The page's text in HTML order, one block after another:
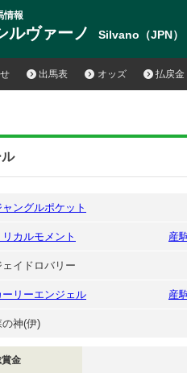
情報
ルヴァーノ Silvano（JPN）
出馬表 オッズ 払戻金
ャングルポケット
リカルモメント 産
ェイドロバリー
ーリーエンジェル 産
の神(伊)
金